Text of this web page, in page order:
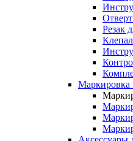
Резак
Маркировка